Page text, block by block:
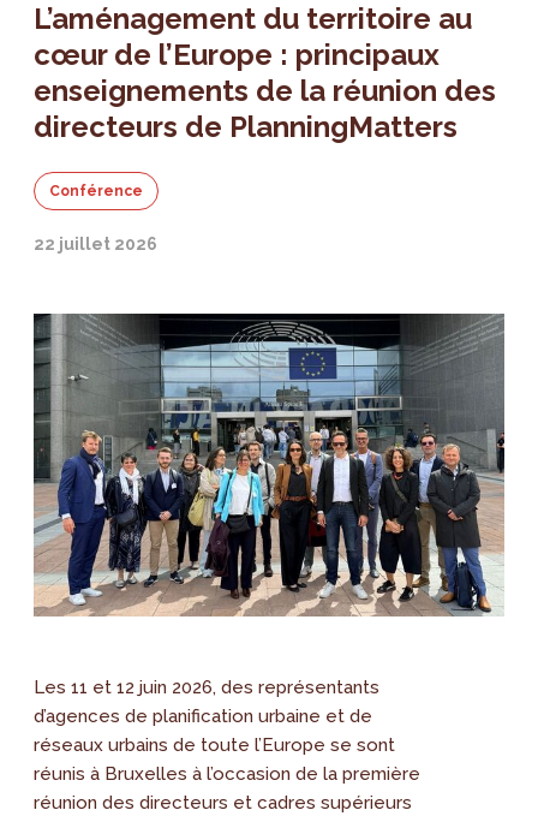
L’aménagement du territoire au
cœur de l’Europe : principaux
enseignements de la réunion des
directeurs de PlanningMatters
Conférence
22 juillet 2026
Les 11 et 12 juin 2026, des représentants
d’agences de planification urbaine et de
réseaux urbains de toute l’Europe se sont
réunis à Bruxelles à l’occasion de la première
réunion des directeurs et cadres supérieurs